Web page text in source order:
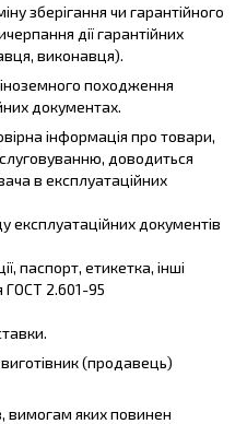
зберігання чи гарантійного
дії гарантійних
виконавця).
іноземного походження
документах.
інформація про товари,
доводиться
в експлуатаційних
експлуатаційних документів
паспорт, етикетка, інші
ГОСТ 2.601-95
(продавець)
вимогам яких повинен